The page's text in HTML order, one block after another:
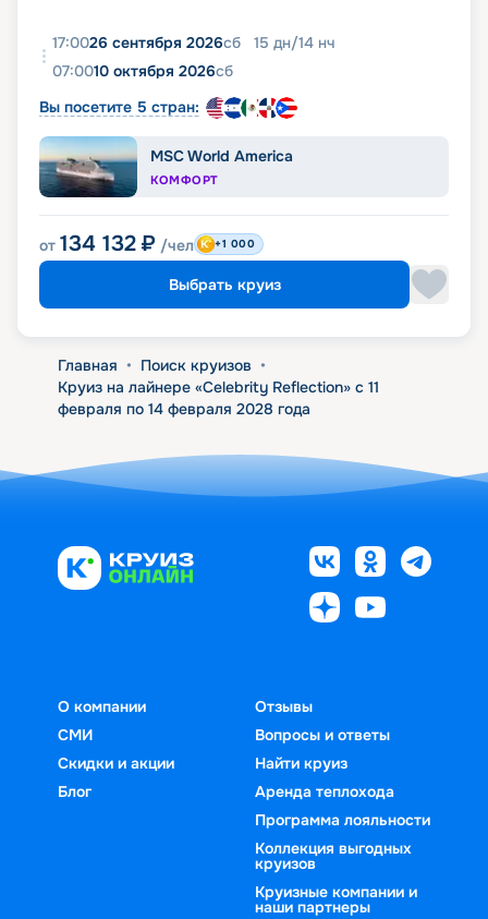
17:0026 сентября 2026сб 15 дн/14 нч
07:0010 октября 2026сб
Вы посетите 5 стран:
MSC World America
КОМФОРТ
от 134 132 ₽ /чел +1 000
Выбрать круиз
Главная • Поиск круизов •
Круиз на лайнере «Celebrity Reflection» с 11
февраля по 14 февраля 2028 года
О компании
СМИ
Скидки и акции
Блог
Отзывы
Вопросы и ответы
Найти круиз
Аренда теплохода
Программа лояльности
Коллекция выгодных
круизов
Круизные компании и
наши партнеры